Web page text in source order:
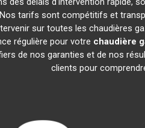
tarifs sont compétitifs et
sur toutes les chaudières
régulière pour votre chaudière
de nos garanties et de nos
clients pour